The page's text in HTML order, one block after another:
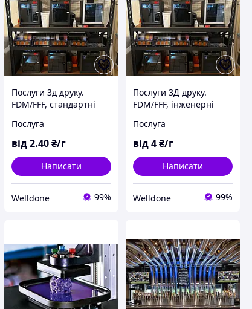
Послуги 3д друку.
FDM/FFF, стандартні
PLA)
Послуга
від 2.40 ₴/г
Написати
Welldone 99%
Послуги 3Д друку.
FDM/FFF, інженерні
ABS+, PC, ASA та ін.)
Послуга
від4₴/г
Написати
Welldone 99%